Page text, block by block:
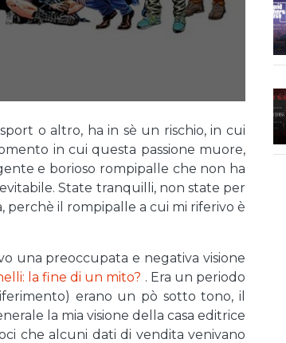
o altro, ha in sè un rischio, in cui
in cui questa passione muore,
e borioso rompipalle che non ha
State tranquilli, non state per
perchè il rompipalle a cui mi riferivo è
una preoccupata e negativa visione
la fine di un mito? . Era un periodo
erano un pò sotto tono, il
la mia visione della casa editrice
che alcuni dati di vendita venivano